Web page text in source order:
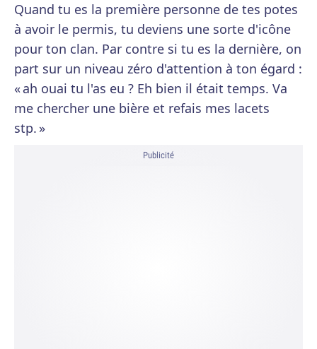
Quand tu es la première personne de tes potes
à avoir le permis, tu deviens une sorte d'icône
pour ton clan. Par contre si tu es la dernière, on
part sur un niveau zéro d'attention à ton égard :
« ah ouai tu l'as eu ? Eh bien il était temps. Va
me chercher une bière et refais mes lacets
stp. »
Publicité